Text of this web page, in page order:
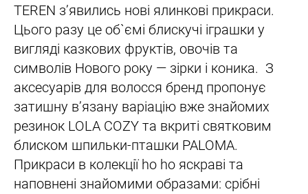
TEREN зʼявились нові ялинкові прикраси.
Цього разу це об`ємі блискучі іграшки у
вигляді казкових фруктів, овочів та
символів Нового року — зірки і коника. З
аксесуарів для волосся бренд пропонує
затишну вʼязану варіацію вже знайомих
резинок LOLA COZY та вкриті святковим
блиском шпильки-пташки PALOMA.
Прикраси в колекції ho ho яскраві та
наповнені знайомими образами: срібні